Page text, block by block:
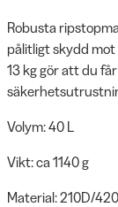
Robusta
pålitligt skydd
13 kg gör att du
Volym: 40 L
Vikt: ca 1140 g
Material: 210D/